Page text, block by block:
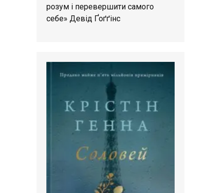
розум і перевершити самого
себе» Девід Ґоґґінс